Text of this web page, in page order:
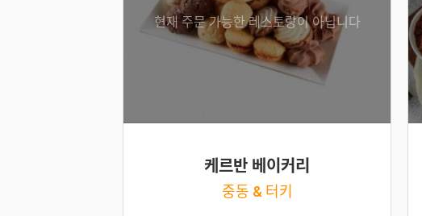
현재 주문 가능한 레스토랑이 아닙니다
케르반 베이커리
중동 & 터키